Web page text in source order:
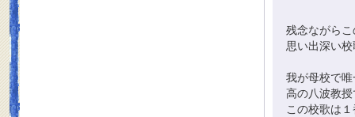
残念ながら
思い出深い
我が母校で
高の八波教
この校歌は